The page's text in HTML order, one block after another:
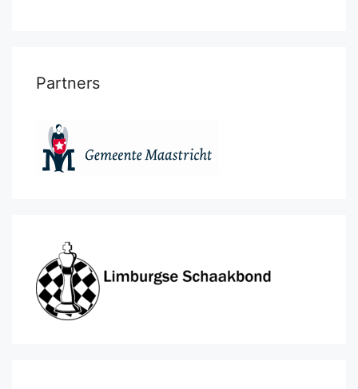
Partners